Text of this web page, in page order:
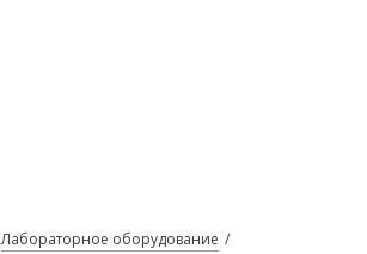
Лабораторное оборудование